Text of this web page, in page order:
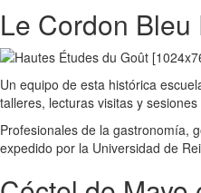
Le Cordon
Un equipo de esta histórica
talleres, lecturas visitas y
Profesionales de la gastronomía,
expedido por la Universidad de